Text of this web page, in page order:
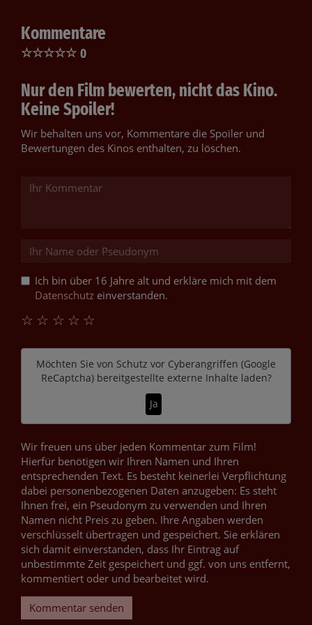
Kommentare
☆☆☆☆☆ 0
Nur den Film bewerten, nicht das Kino.
Keine Spoiler!
Wir behalten uns vor, Kommentare die Spoiler und
Bewertungen des Kinos enthalten, zu löschen.
Ich bin über 16 Jahre alt und erkläre mich mit dem
Datenschutz einverstanden.
☆
☆
☆
☆
☆
Möchten Sie von Schutz vor Cyberangriffen (Google
ReCaptcha)bereitgestellte externe Inhalte laden?
Ja
Wir freuen uns über jeden Kommentar zum Film!
Hierfür benötigen wir Ihren Namen und Ihren
entsprechenden Text. Es besteht keinerlei Verpflichtung
dabei personenbezogenen Daten anzugeben: Es steht
Ihnen frei, ein Pseudonym zu verwenden und Ihren
Namen nicht Preis zu geben. Ihre Angaben werden
verschlüsselt übertragen und gespeichert. Sie erklären
sich damit einverstanden, dass Ihr Eintrag auf
unbestimmte Zeit gespeichert und ggf. von uns entfernt,
kommentiert oder und bearbeitet wird.
Kommentar senden